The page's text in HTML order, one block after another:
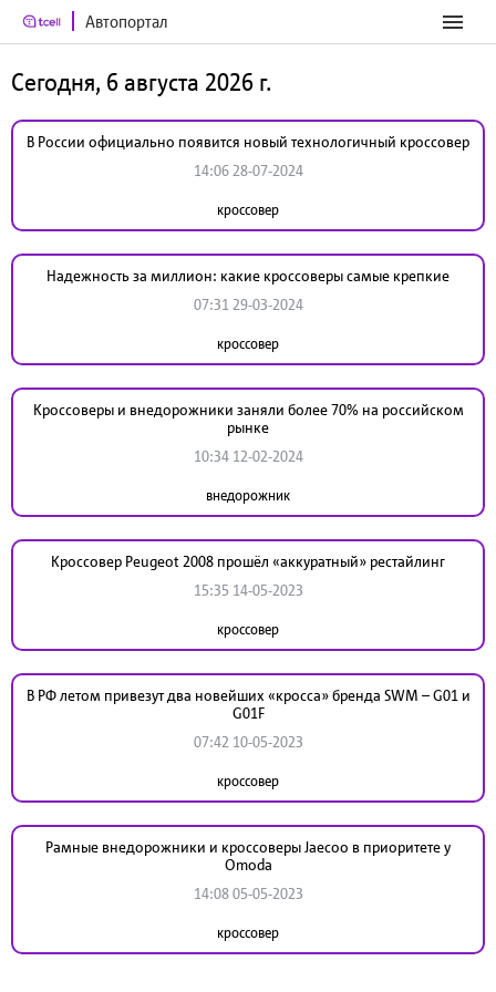
Автопортал
Сегодня, 6 августа 2026 г.
В России официально появится новый технологичный кроссовер
14:06 28-07-2024
кроссовер
Надежность за миллион: какие кроссоверы самые крепкие
07:31 29-03-2024
кроссовер
Кроссоверы и внедорожники заняли более 70% на российском
рынке
10:34 12-02-2024
внедорожник
Кроссовер Peugeot 2008 прошёл «аккуратный» рестайлинг
15:35 14-05-2023
кроссовер
В РФ летом привезут два новейших «кросса» бренда SWM – G01 и
G01F
07:42 10-05-2023
кроссовер
Рамные внедорожники и кроссоверы Jaecoo в приоритете у
Omoda
14:08 05-05-2023
кроссовер